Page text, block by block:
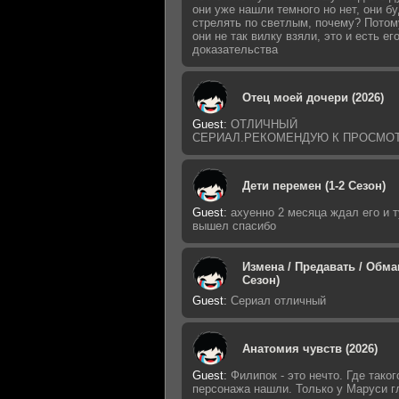
они уже нашли темного но нет, они
стрелять по светлым, почему?
они не так вилку взяли, это и есть его
доказательства
Отец моей дочери (2026)
Guest: ОТЛИЧНЫЙ
СЕРИАЛ.РЕКОМЕНДУЮ К
Дети перемен (1-2 Сезон)
Guest: ахуенно 2 месяца ждал его и
вышел спасибо
Измена / Предавать /
Сезон)
Guest: Сериал отличный
Анатомия чувств (2026)
Guest: Филипок - это нечто. Где
персонажа нашли. Только у Маруси